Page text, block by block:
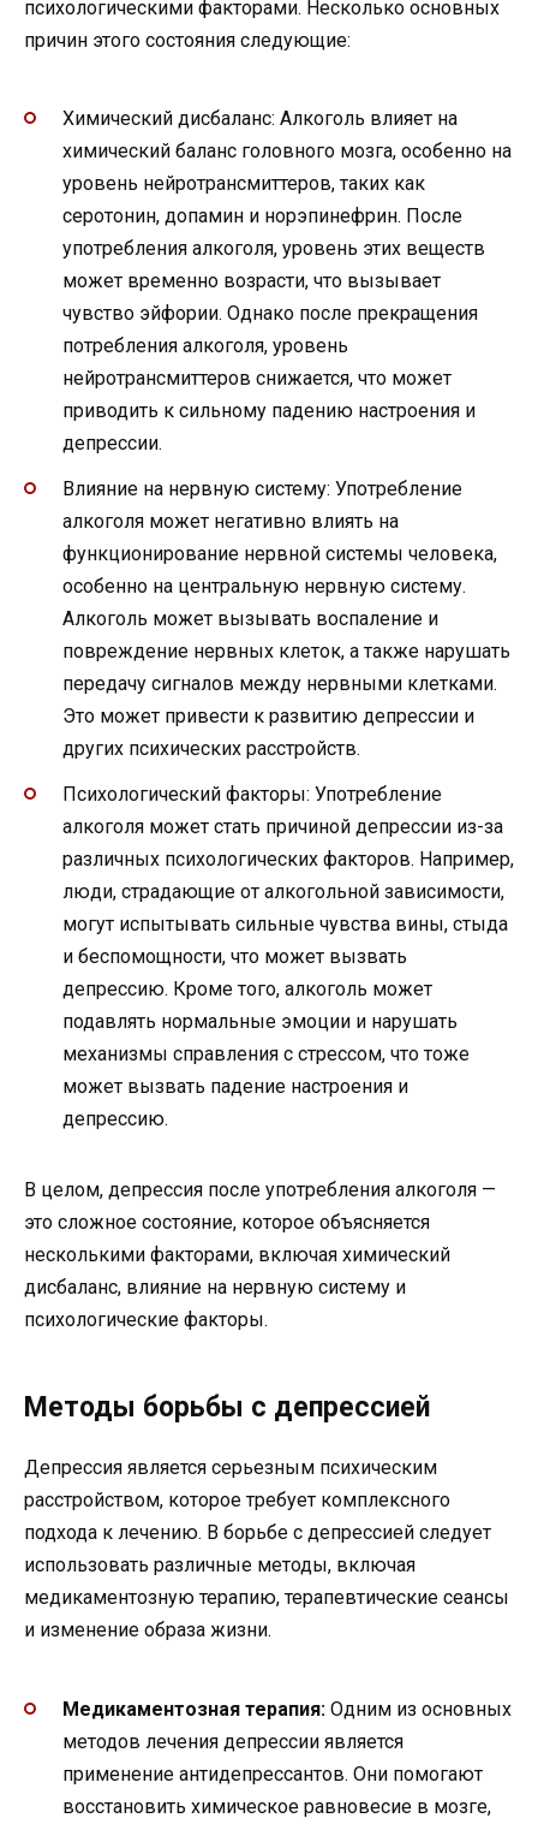
психологическими факторами. Несколько основных
причин этого состояния следующие:
Химический дисбаланс: Алкоголь влияет на
химический баланс головного мозга, особенно на
уровень нейротрансмиттеров, таких как
серотонин, допамин и норэпинефрин. После
употребления алкоголя, уровень этих веществ
может временно возрасти, что вызывает
чувство эйфории. Однако после прекращения
потребления алкоголя, уровень
нейротрансмиттеров снижается, что может
приводить к сильному падению настроения и
депрессии.
Влияние на нервную систему: Употребление
алкоголя может негативно влиять на
функционирование нервной системы человека,
особенно на центральную нервную систему.
Алкоголь может вызывать воспаление и
повреждение нервных клеток, а также нарушать
передачу сигналов между нервными клетками.
Это может привести к развитию депрессии и
других психических расстройств.
Психологический факторы: Употребление
алкоголя может стать причиной депрессии из-за
различных психологических факторов. Например,
люди, страдающие от алкогольной зависимости,
могут испытывать сильные чувства вины, стыда
и беспомощности, что может вызвать
депрессию. Кроме того, алкоголь может
подавлять нормальные эмоции и нарушать
механизмы справления с стрессом, что тоже
может вызвать падение настроения и
депрессию.
В целом, депрессия после употребления алкоголя —
это сложное состояние, которое объясняется
несколькими факторами, включая химический
дисбаланс, влияние на нервную систему и
психологические факторы.
Методы борьбы с депрессией
Депрессия является серьезным психическим
расстройством, которое требует комплексного
подхода к лечению. В борьбе с депрессией следует
использовать различные методы, включая
медикаментозную терапию, терапевтические сеансы
и изменение образа жизни.
Медикаментозная терапия: Одним из основных
методов лечения депрессии является
применение антидепрессантов. Они помогают
восстановить химическое равновесие в мозге,